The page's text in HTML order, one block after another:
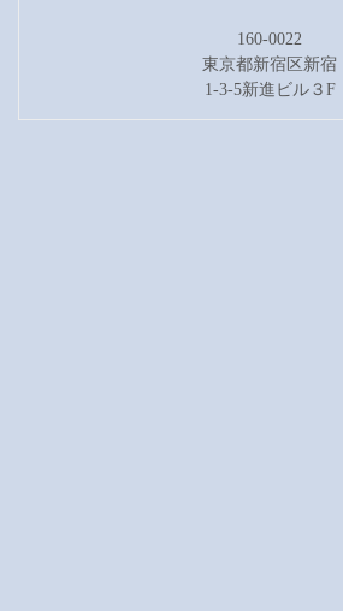
160-0022
東京都新宿区新宿
1-3-5新進ビル３F